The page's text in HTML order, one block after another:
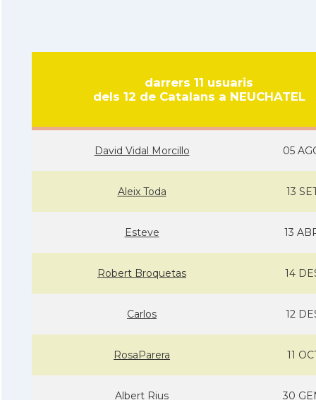
darrers 11 usuaris
dels 12 de Catalans a NEUCHATEL
David Vidal Morcillo 05
Aleix Toda 13
Esteve 13
Robert Broquetas 14
Carlos 12
RosaParera 11
Albert Rius 30